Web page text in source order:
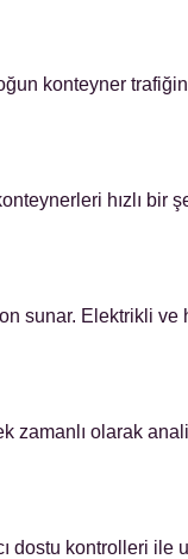
konteyner
hızlı bir
sunar. Elektrikli
olarak
dostu kontrolleri